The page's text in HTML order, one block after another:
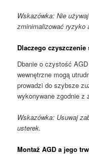
Wskazówka: Nie
zminimalizować ryzyko
Dlaczego
Dbanie o czystość
wewnętrzne mogą
prowadzi do szybsze
wykonywane zgodnie z
Wskazówka: Usuwaj
usterek.
Montaż AGD a jego